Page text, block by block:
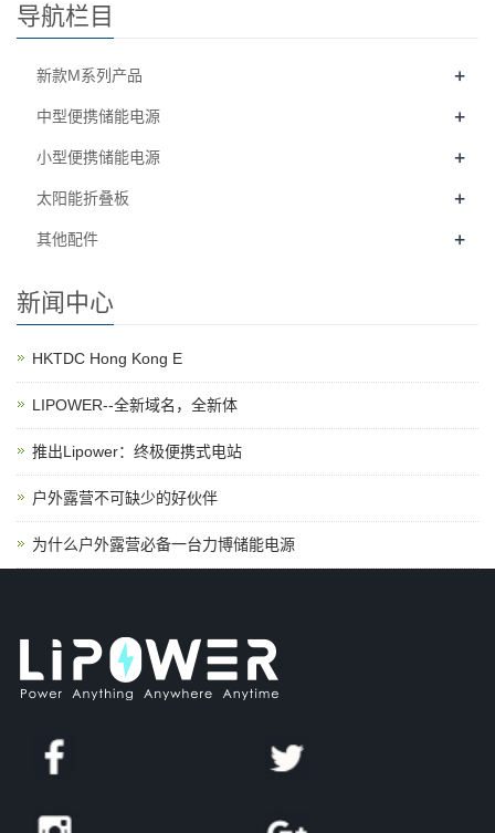
导航栏目
新款M系列产品 +
中型便携储能电源 +
小型便携储能电源 +
太阳能折叠板 +
其他配件 +
新闻中心
HKTDC Hong Kong E
LIPOWER--全新域名，全新体
推出Lipower：终极便携式电站
户外露营不可缺少的好伙伴
为什么户外露营必备一台力博储能电源